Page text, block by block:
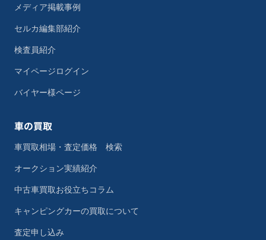
メディア掲載事例
セルカ編集部紹介
検査員紹介
マイページログイン
バイヤー様ページ
車の買取
車買取相場・査定価格 検索
オークション実績紹介
中古車買取お役立ちコラム
キャンピングカーの買取について
査定申し込み